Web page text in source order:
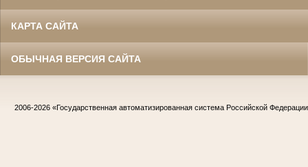
КАРТА САЙТА
ОБЫЧНАЯ ВЕРСИЯ САЙТА
2006-2026 «Государственная автоматизированная система Российской